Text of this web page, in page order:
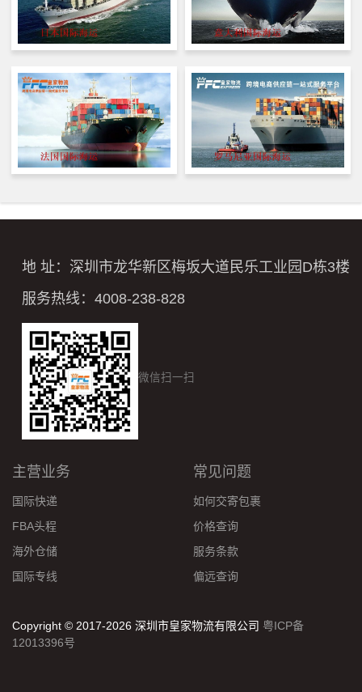
地 址：深圳市龙华新区梅坂大道民乐工业园D栋3楼
服务热线：4008-238-828
微信扫一扫
主营业务
国际快递
FBA头程
海外仓储
国际专线
常见问题
如何交寄包裹
价格查询
服务条款
偏远查询
Copyright © 2017-2026 深圳市皇家物流有限公司 粤ICP备
12013396号